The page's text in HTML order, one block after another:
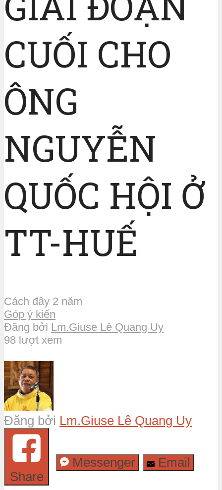
CUỐI CHO
ÔNG
NGUYỄN
QUỐC HỘI Ở
TT-HUẾ
Cách đây 2 năm
Góp ý kiến
Đăng bởi Lm.Giuse Lê Quang Uy
98 lượt xem
Đăng bởi Lm.Giuse Lê Quang Uy
Share
Messenger Email